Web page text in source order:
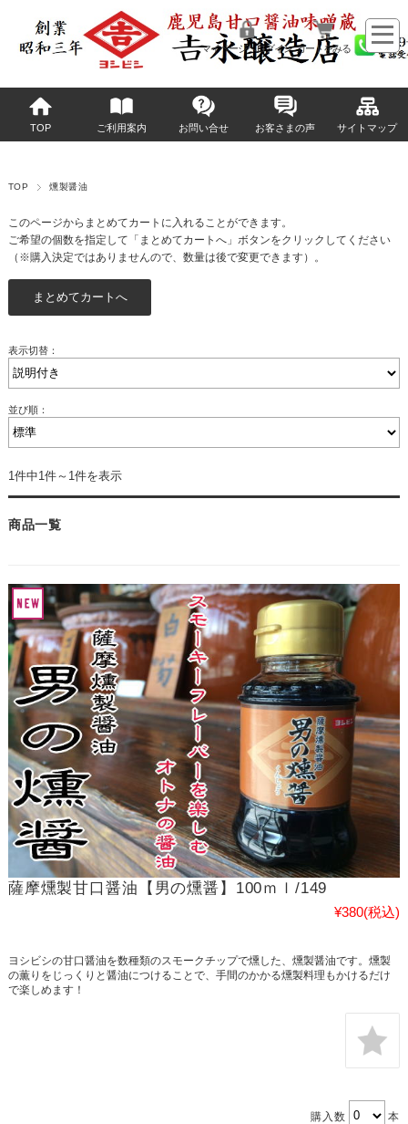
マイページへログイン カートをみる
TOP ご利用案内 お問い合せ お客さまの声 サイトマップ
TOP 燻製醤油
このページからまとめてカートに入れることができます。
ご希望の個数を指定して「まとめてカートへ」ボタンをクリックしてください
（※購入決定ではありませんので、数量は後で変更できます）。
表示切替：
並び順：
1件中1件～1件を表示
商品一覧
薩摩燻製甘口醤油【男の燻醤】100ｍｌ/149
¥380(税込)
ヨシビシの甘口醤油を数種類のスモークチップで燻した、燻製醤油です。燻製
の薫りをじっくりと醤油につけることで、手間のかかる燻製料理もかけるだけ
で楽しめます！
購入数 本